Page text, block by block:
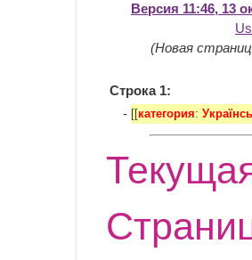
Версия 11:46, 13
(Новая
Строка 1:
-
категория: